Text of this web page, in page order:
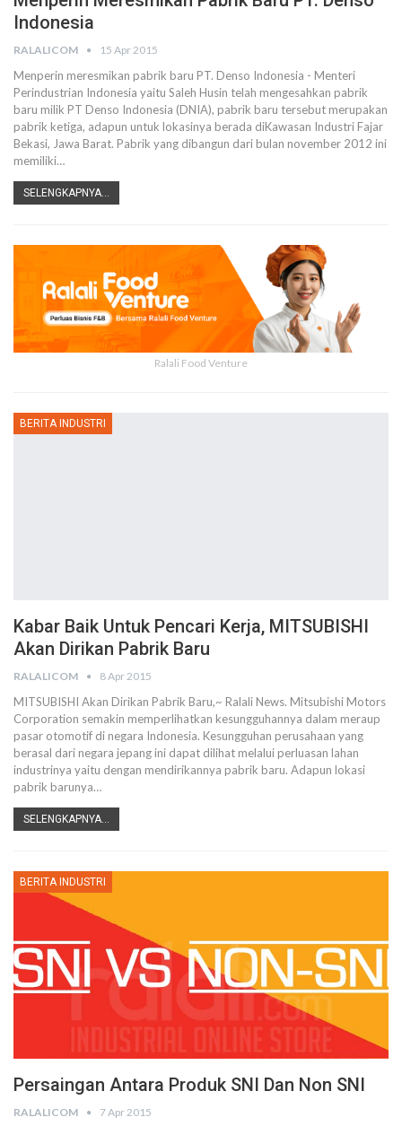
Indonesia
RALALICOM 15 Apr 2015
Menperin meresmikan pabrik baru PT. Denso Indonesia - Menteri
Perindustrian Indonesia yaitu Saleh Husin telah mengesahkan pabrik
baru milik PT Denso Indonesia (DNIA), pabrik baru tersebut merupakan
pabrik ketiga, adapun untuk lokasinya berada diKawasan Industri Fajar
Bekasi, Jawa Barat. Pabrik yang dibangun dari bulan november 2012 ini
memiliki…
SELENGKAPNYA...
Ralali Food Venture
BERITA INDUSTRI
Kabar Baik Untuk Pencari Kerja, MITSUBISHI
Akan Dirikan Pabrik Baru
RALALICOM 8 Apr 2015
MITSUBISHI Akan Dirikan Pabrik Baru,~ Ralali News. Mitsubishi Motors
Corporation semakin memperlihatkan kesungguhannya dalam meraup
pasar otomotif di negara Indonesia. Kesungguhan perusahaan yang
berasal dari negara jepang ini dapat dilihat melalui perluasan lahan
industrinya yaitu dengan mendirikannya pabrik baru. Adapun lokasi
pabrik barunya…
SELENGKAPNYA...
BERITA INDUSTRI
Persaingan Antara Produk SNI Dan Non SNI
RALALICOM 7 Apr 2015